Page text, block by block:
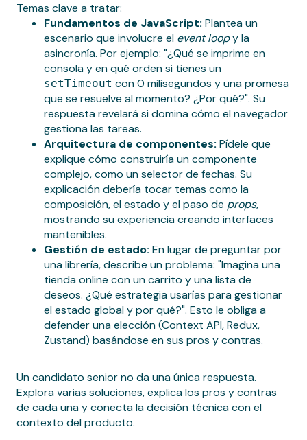
Temas clave a tratar:
Fundamentos de JavaScript: Plantea un
escenario que involucre el event loopy la
asincronía. Por ejemplo: "¿Qué se imprime en
consola y en qué orden si tienes un
setTimeout con 0 milisegundos y una promesa
que se resuelve al momento? ¿Por qué?". Su
respuesta revelará si domina cómo el navegador
gestiona las tareas.
Arquitectura de componentes: Pídele que
explique cómo construiría un componente
complejo, como un selector de fechas. Su
explicación debería tocar temas como la
composición, el estado y el paso de props,
mostrando su experiencia creando interfaces
mantenibles.
Gestión de estado: En lugar de preguntar por
una librería, describe un problema: "Imagina una
tienda online con un carrito y una lista de
deseos. ¿Qué estrategia usarías para gestionar
el estado global y por qué?". Esto le obliga a
defender una elección (Context API, Redux,
Zustand) basándose en sus pros y contras.
Un candidato senior no da una única respuesta.
Explora varias soluciones, explica los pros y contras
de cada una y conecta la decisión técnica con el
contexto del producto.